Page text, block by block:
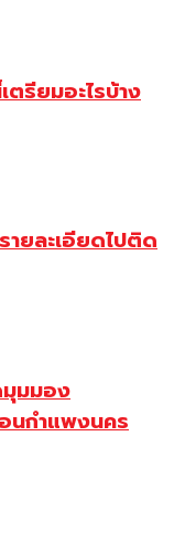
ตรียมอะไรบ้าง
ายละเอียดไปติด
มุมมอง
นกำแพงนคร